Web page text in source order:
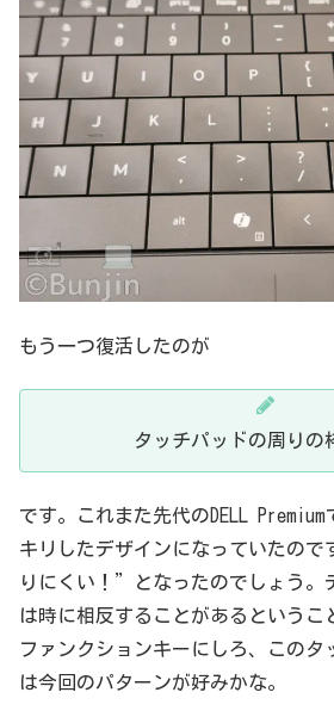
もう一つ復活したのが
タッチパッドの周りの
です。これまた先代のDELL
キリしたデザインになっていたの
りにくい！”となったのでしょう。
は時に相反することがあるというこ
ファンクションキーにしろ、このタ
は今回のパターンが好みかな。